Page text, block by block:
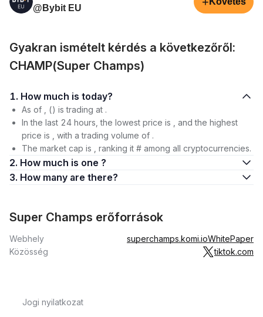
@Bybit EU
Gyakran ismételt kérdés a következőről:
CHAMP(Super Champs)
1. How much is today?
As of , () is trading at .
In the last 24 hours, the lowest price is , and the highest
price is , with a trading volume of .
The market cap is , ranking it # among all cryptocurrencies.
2. How much is one ?
3. How many are there?
Super Champs erőforrások
Webhely superchamps.komi.ioWhitePaper
Közösség
tiktok.com
Jogi nyilatkozat